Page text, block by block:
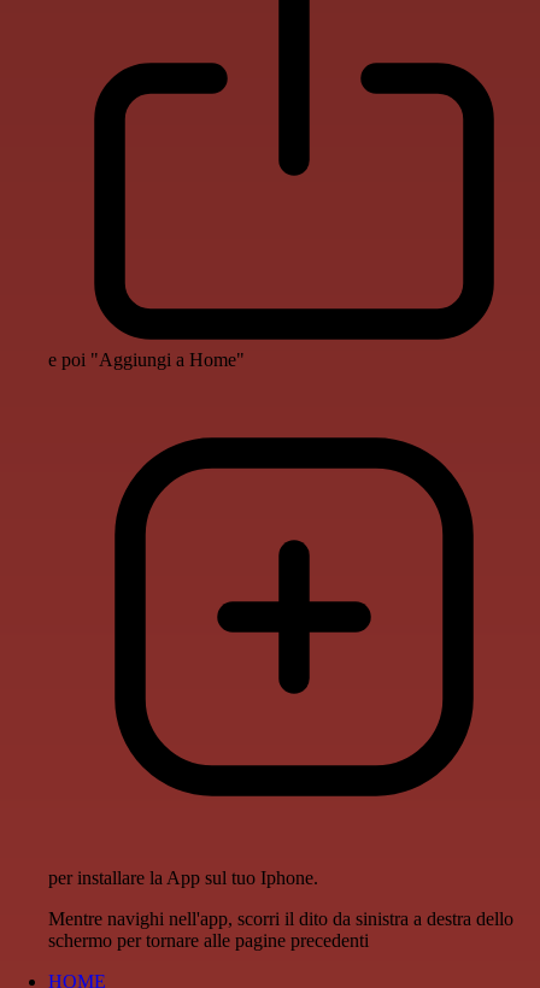
e poi "Aggiungi a Home"
per installare la App sul tuo Iphone.
Mentre navighi nell'app, scorri il dito da sinistra a destra dello
schermo per tornare alle pagine precedenti
HOME